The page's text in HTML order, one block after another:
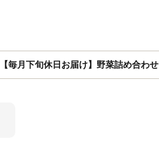
毎月下旬休日お届け】野菜詰め合わせ